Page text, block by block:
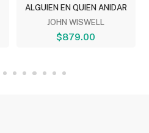
ALGUIEN EN QUIEN ANIDAR
JOHN WISWELL
$879.00